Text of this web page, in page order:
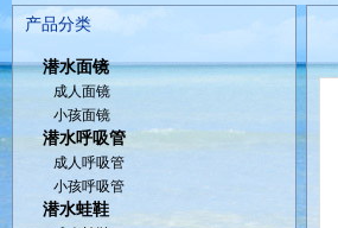
产品分类
潜水面镜
成人面镜
小孩面镜
潜水呼吸管
成人呼吸管
小孩呼吸管
潜水蛙鞋